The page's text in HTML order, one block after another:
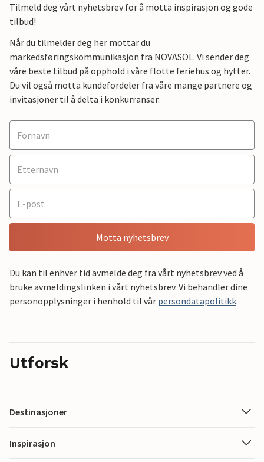
Tilmeld deg vårt nyhetsbrev for å motta inspirasjon og gode
tilbud!
Når du tilmelder deg her mottar du
markedsføringskommunikasjon fra NOVASOL. Vi sender deg
våre beste tilbud på opphold i våre flotte feriehus og hytter.
Du vil også motta kundefordeler fra våre mange partnere og
invitasjoner til å delta i konkurranser.
Motta nyhetsbrev
Du kan til enhver tid avmelde deg fra vårt nyhetsbrev ved å
bruke avmeldingslinken i vårt nyhetsbrev. Vi behandler dine
personopplysninger i henhold til vår persondatapolitikk.
Utforsk
Destinasjoner
Inspirasjon